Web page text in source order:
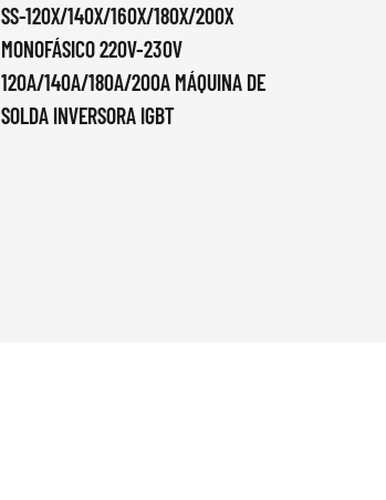
SS-120X/140X/160X/180X/200X
MONOFÁSICO 220V-230V
120A/140A/180A/200A MÁQUINA DE
SOLDA INVERSORA IGBT